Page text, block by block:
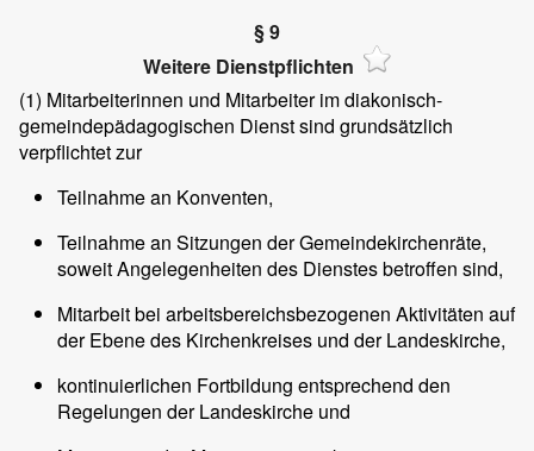
§ 9
Weitere Dienstpflichten
(1) Mitarbeiterinnen und Mitarbeiter im diakonisch-
gemeindepädagogischen Dienst sind grundsätzlich
verpflichtet zur
Teilnahme an Konventen,
Teilnahme an Sitzungen der Gemeindekirchenräte,
soweit Angelegenheiten des Dienstes betroffen sind,
Mitarbeit bei arbeitsbereichsbezogenen Aktivitäten auf
der Ebene des Kirchenkreises und der Landeskirche,
kontinuierlichen Fortbildung entsprechend den
Regelungen der Landeskirche und